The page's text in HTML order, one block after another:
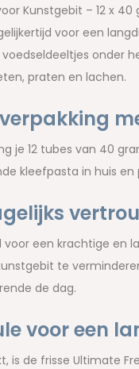
Kunstgebit – 12 x
voor een
onder
praten en lachen.
je 12 tubes van 40
kleefpasta in huis
voor een krachtige
te
de dag.
voor een
de frisse Ultimate